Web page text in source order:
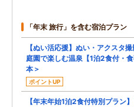
「年末 旅行」を含む宿泊プラン
【ぬい活応援】ぬい・アクスタ
庭園で楽しむ温泉【1泊2食付・
本＞
ポイントUP
【年末年始1泊2食付特別プラン